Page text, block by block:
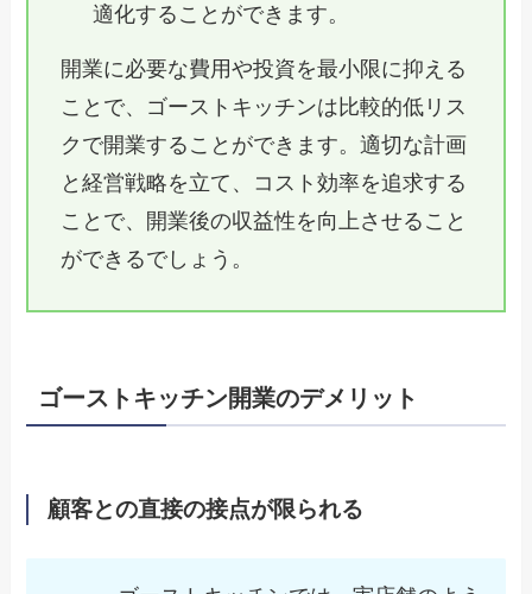
適化することができます。
開業に必要な費用や投資を最小限に抑える
ことで、ゴーストキッチンは比較的低リス
クで開業することができます。適切な計画
と経営戦略を立て、コスト効率を追求する
ことで、開業後の収益性を向上させること
ができるでしょう。
ゴーストキッチン開業のデメリット
顧客との直接の接点が限られる